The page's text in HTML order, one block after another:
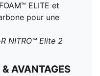
ELITE et
pour une
NITRO™ Elite 2
AVANTAGES